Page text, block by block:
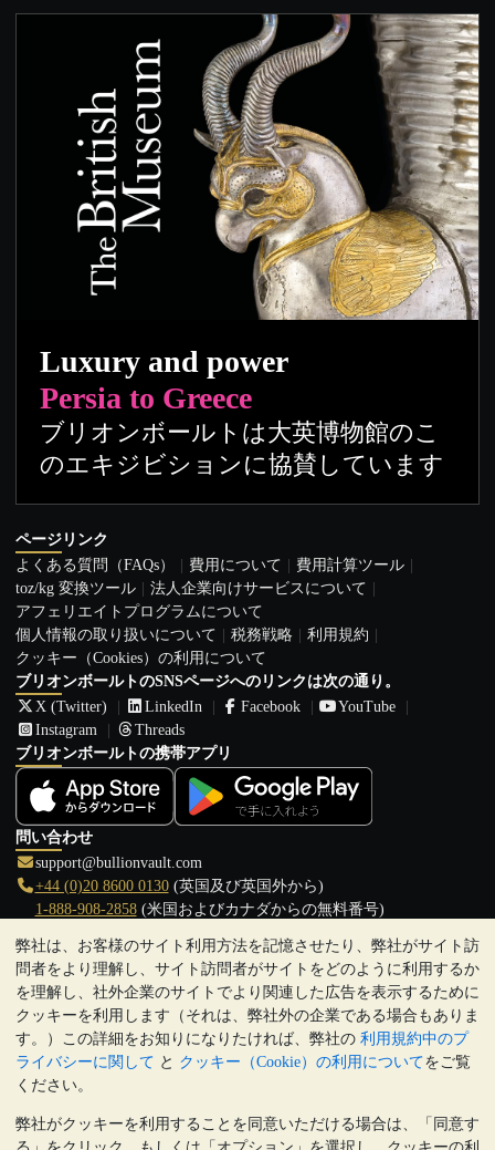
弊社は、お客様のサイト利用方法を記憶させたり、弊社がサイト訪
問者をより理解し、サイト訪問者がサイトをどのように利用するか
を理解し、社外企業のサイトでより関連した広告を表示するために
クッキーを利用します（それは、弊社外の企業である場合もありま
す。）この詳細をお知りになりたければ、弊社の 利用規約中のプ
ライバシーに関して と クッキー（Cookie）の利用についてをご覧
ください。
弊社がクッキーを利用することを同意いただける場合は、「同意す
Luxury and power
Persia to Greece
ブリオンボールトは大英博物館のこ
のエキジビションに協賛しています
ページリンク
よくある質問（FAQs）
費用について
費用計算ツール
toz/kg 変換ツール
法人企業向けサービスについて
アフェリエイトプログラムについて
個人情報の取り扱いについて
税務戦略
利用規約
クッキー（Cookies）の利用について
ブリオンボールトのSNSページへのリンクは次の通り。
X (Twitter)
LinkedIn Facebook
YouTube
Instagram
Threads
ブリオンボールトの携帯アプリ
問い合わせ
support@bullionvault.com
+44 (0)20 8600 0130(英国及び英国外から)
1-888-908-2858(米国およびカナダからの無料番号)
クリックして通話を開始
営業時間:
9:00～20:30 (英国), 月曜日から金曜日
17:00～2:30（日本時間）, 月曜日から金曜日
Galmarley Ltd T/A BullionVault
3 Shortlands (7th Floor)
London